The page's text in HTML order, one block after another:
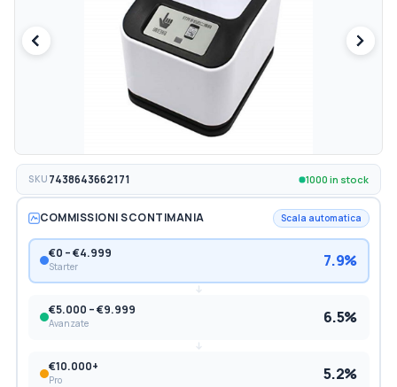
immagini
SKU 7438643662171 1000 in stock
COMMISSIONI SCONTIMANIA Scala automatica
€0 – €4.999
Starter 7.9%
€5.000 – €9.999
Avanzate 6.5%
€10.000+
Pro 5.2%